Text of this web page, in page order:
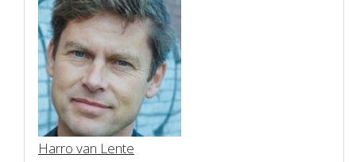
Harro van Lente